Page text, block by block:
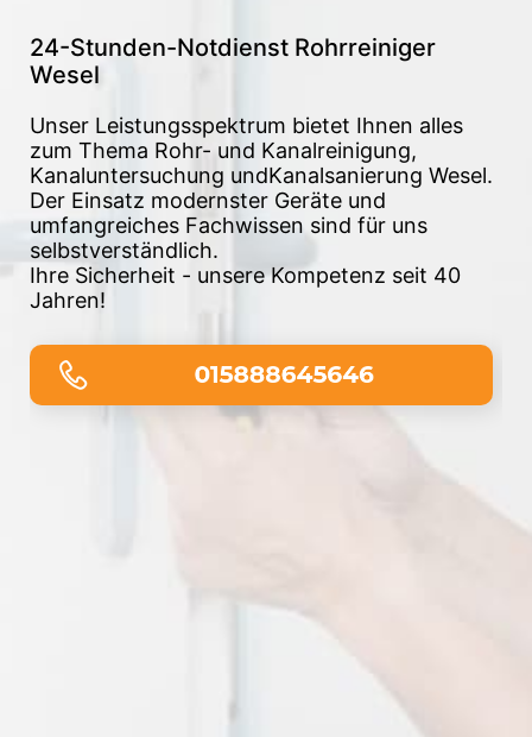
24-Stunden-Notdienst Rohrreiniger
Wesel
Unser Leistungsspektrum bietet Ihnen alles
zum Thema Rohr- und Kanalreinigung,
Kanaluntersuchung undKanalsanierung Wesel.
Der Einsatz modernster Geräte und
umfangreiches Fachwissen sind für uns
selbstverständlich.
Ihre Sicherheit - unsere Kompetenz seit 40
Jahren!